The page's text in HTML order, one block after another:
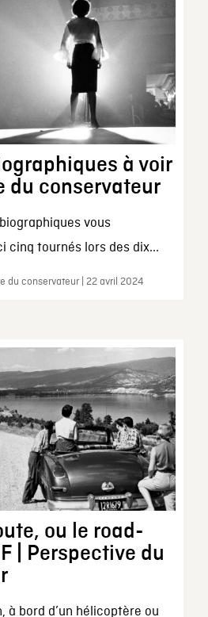
à voir
du conservateur
vous
cinq tournés lors des dix...
du conservateur | 22 avril 2024
ou le road-
| Perspective du
à bord d’un hélicoptère ou